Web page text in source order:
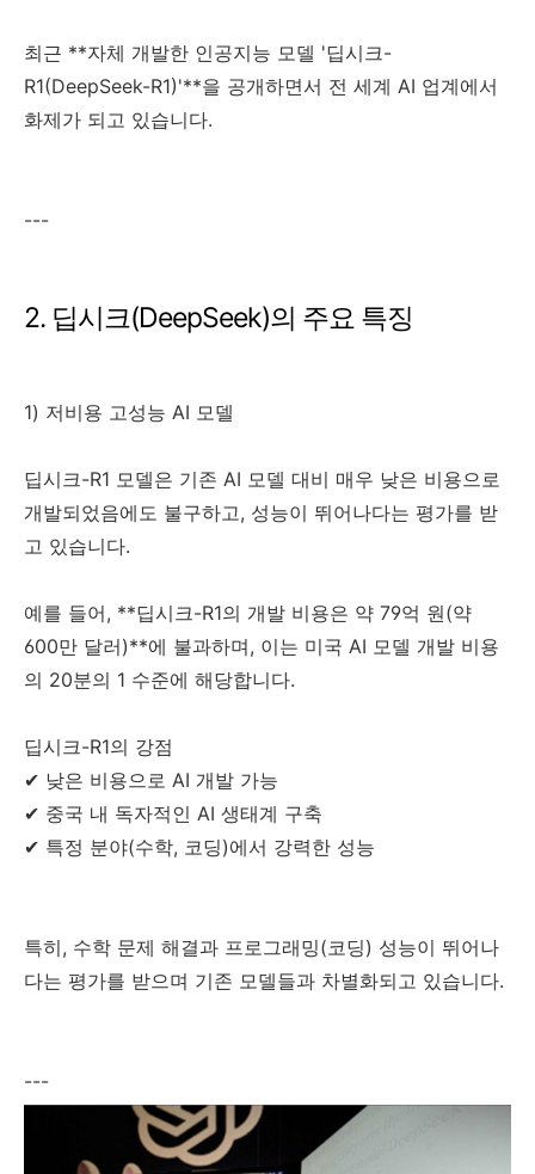
최근 **자체 개발한 인공지능 모델 '딥시크-
R1(DeepSeek-R1)'**을 공개하면서 전 세계 AI 업계에서
화제가 되고 있습니다.
---
2. 딥시크(DeepSeek)의 주요 특징
1) 저비용 고성능 AI 모델
딥시크-R1 모델은 기존 AI 모델 대비 매우 낮은 비용으로
개발되었음에도 불구하고, 성능이 뛰어나다는 평가를 받
고 있습니다.
예를 들어, **딥시크-R1의 개발 비용은 약 79억 원(약
600만 달러)**에 불과하며, 이는 미국 AI 모델 개발 비용
의 20분의 1 수준에 해당합니다.
딥시크-R1의 강점
✔ 낮은 비용으로 AI 개발 가능
✔ 중국 내 독자적인 AI 생태계 구축
✔ 특정 분야(수학, 코딩)에서 강력한 성능
특히, 수학 문제 해결과 프로그래밍(코딩) 성능이 뛰어나
다는 평가를 받으며 기존 모델들과 차별화되고 있습니다.
---